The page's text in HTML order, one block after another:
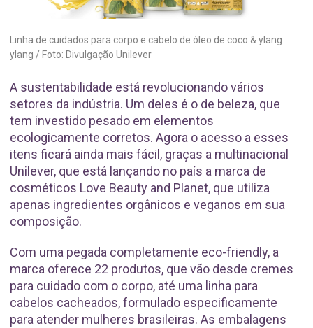
Linha de cuidados para corpo e cabelo de óleo de coco & ylang
ylang / Foto: Divulgação Unilever
A sustentabilidade está revolucionando vários
setores da indústria. Um deles é o de beleza, que
tem investido pesado em elementos
ecologicamente corretos. Agora o acesso a esses
itens ficará ainda mais fácil, graças a multinacional
Unilever, que está lançando no país a marca de
cosméticos Love Beauty and Planet, que utiliza
apenas ingredientes orgânicos e veganos em sua
composição.
Com uma pegada completamente eco-friendly, a
marca oferece 22 produtos, que vão desde cremes
para cuidado com o corpo, até uma linha para
cabelos cacheados, formulado especificamente
para atender mulheres brasileiras. As embalagens